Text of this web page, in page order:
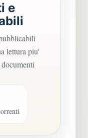
e
lettura piu'